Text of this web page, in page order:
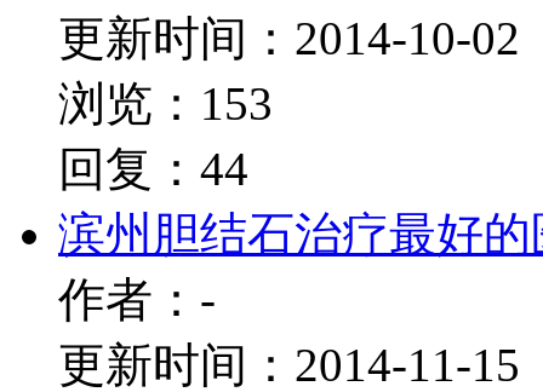
更新时间：2014-10-02
浏览：153
回复：44
滨州胆结石治疗最好的
作者：-
更新时间：2014-11-15